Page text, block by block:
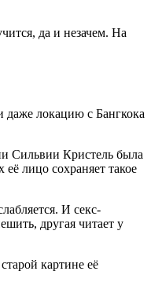
да и незачем. На
даже локацию с Бангкока
Сильвии Кристель была
лицо сохраняет такое
И секс-
другая читает у
картине её